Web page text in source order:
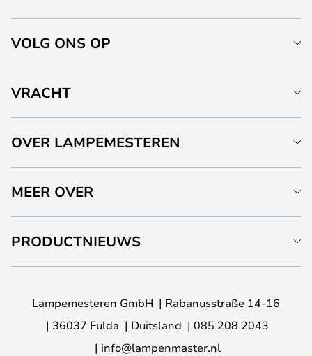
VOLG ONS OP
VRACHT
OVER LAMPEMESTEREN
MEER OVER
PRODUCTNIEUWS
Lampemesteren GmbH
Rabanusstraße 14-16
36037 Fulda
Duitsland
085 208 2043
info@lampenmaster.nl